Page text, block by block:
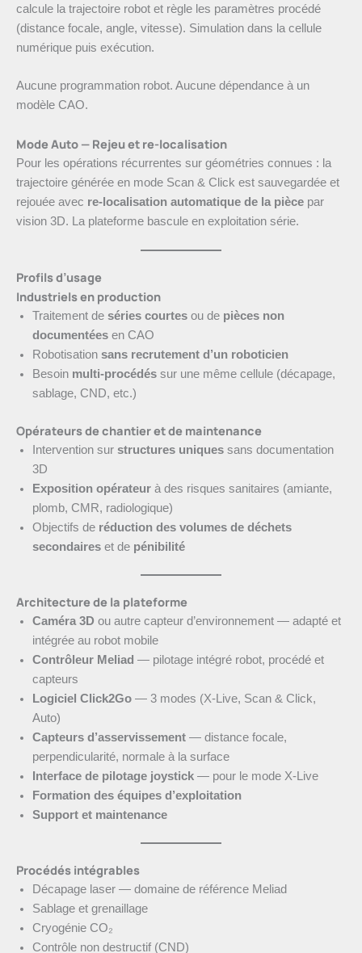
calcule la trajectoire robot et règle les paramètres procédé
(distance focale, angle, vitesse). Simulation dans la cellule
numérique puis exécution.
Aucune programmation robot. Aucune dépendance à un
modèle CAO.
Mode Auto — Rejeu et re-localisation
Pour les opérations récurrentes sur géométries connues : la
trajectoire générée en mode Scan & Click est sauvegardée et
rejouée avec re-localisation automatique de la pièce par
vision 3D. La plateforme bascule en exploitation série.
Profils d’usage
Industriels en production
Traitement de séries courtes ou de pièces non
documentées en CAO
Robotisation sans recrutement d’un roboticien
Besoin multi-procédés sur une même cellule (décapage,
sablage, CND, etc.)
Opérateurs de chantier et de maintenance
Intervention sur structures uniques sans documentation
3D
Exposition opérateur à des risques sanitaires (amiante,
plomb, CMR, radiologique)
Objectifs de réduction des volumes de déchets
secondaires et de pénibilité
Architecture de la plateforme
Caméra 3D ou autre capteur d’environnement — adapté et
intégrée au robot mobile
Contrôleur Meliad — pilotage intégré robot, procédé et
capteurs
Logiciel Click2Go — 3 modes (X-Live, Scan & Click,
Auto)
Capteurs d’asservissement — distance focale,
perpendicularité, normale à la surface
Interface de pilotage joystick — pour le mode X-Live
Formation des équipes d’exploitation
Support et maintenance
Procédés intégrables
Décapage laser — domaine de référence Meliad
Sablage et grenaillage
Cryogénie CO₂
Contrôle non destructif (CND)